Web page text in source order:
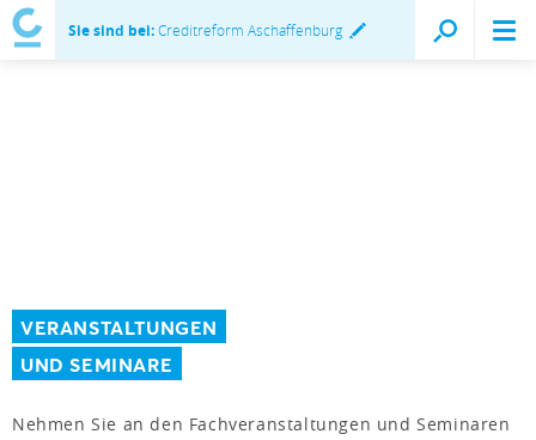
Sie sind bei:Creditreform Aschaffenburg
VERANSTALTUNGEN
UND SEMINARE
Nehmen Sie an den Fachveranstaltungen und Seminaren